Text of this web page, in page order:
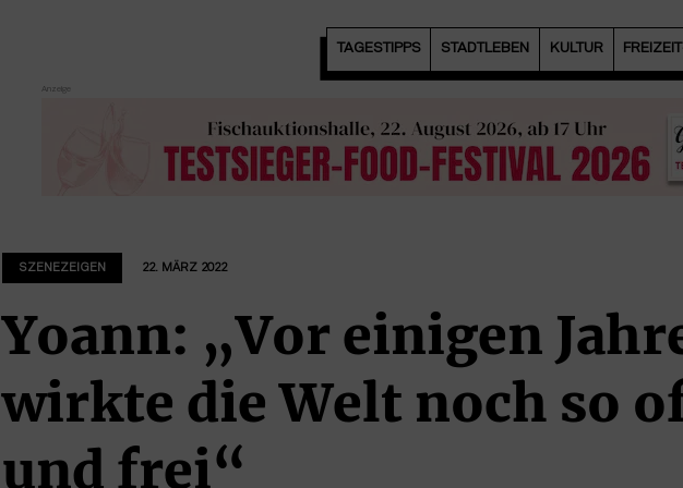
TAGESTIPPS STADTLEBEN KULTUR
SZENEZEIGEN 22. MÄRZ 2022
Yoann: „Vor einigen
wirkte die Welt noch so
und frei“